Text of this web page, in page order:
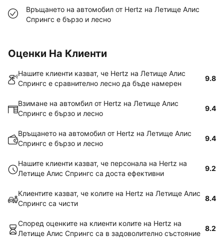
Връщането на автомобил от Hertz на Летище Алис
Спрингс е бързо и лесно
Оценки На Клиенти
Нашите клиенти казват, че Hertz на Летище Алис
Спрингс е сравнително лесно да бъде намерен
9.8
Взимане на автомбил от Hertz на Летище Алис
Спрингс е бързо и лесно
9.4
Връщането на автомобил от Hertz на Летище Алис
Спрингс е бързо и лесно
9.4
Нашите клиенти казват, че персонала на Hertz на
Летище Алис Спрингс са доста ефективни
9.2
Клиентите казват, че колите на Hertz на Летище Алис
Спрингс са чисти
8.4
Според оценките на клиенти колите на Hertz на
Летище Алис Спрингс са в задоволително състояние
8.2